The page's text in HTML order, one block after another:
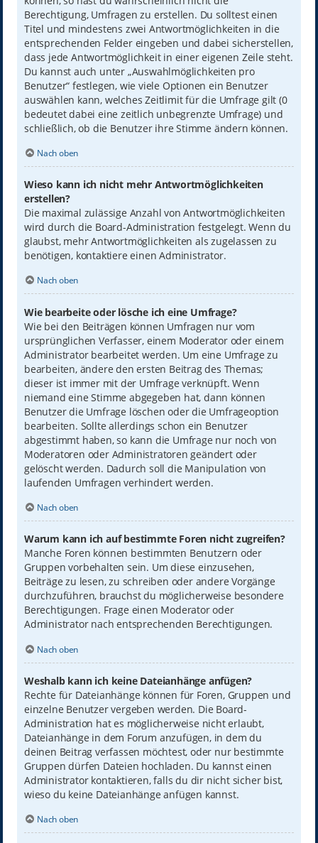
Berechtigung, Umfragen zu erstellen. Du solltest einen
Titel und mindestens zwei Antwortmöglichkeiten in die
entsprechenden Felder eingeben und dabei sicherstellen,
dass jede Antwortmöglichkeit in einer eigenen Zeile steht.
Du kannst auch unter „Auswahlmöglichkeiten pro
Benutzer“ festlegen, wie viele Optionen ein Benutzer
auswählen kann, welches Zeitlimit für die Umfrage gilt (0
bedeutet dabei eine zeitlich unbegrenzte Umfrage) und
schließlich, ob die Benutzer ihre Stimme ändern können.
Nach oben
Wieso kann ich nicht mehr Antwortmöglichkeiten
erstellen?
Die maximal zulässige Anzahl von Antwortmöglichkeiten
wird durch die Board-Administration festgelegt. Wenn du
glaubst, mehr Antwortmöglichkeiten als zugelassen zu
benötigen, kontaktiere einen Administrator.
Nach oben
Wie bearbeite oder lösche ich eine Umfrage?
Wie bei den Beiträgen können Umfragen nur vom
ursprünglichen Verfasser, einem Moderator oder einem
Administrator bearbeitet werden. Um eine Umfrage zu
bearbeiten, ändere den ersten Beitrag des Themas;
dieser ist immer mit der Umfrage verknüpft. Wenn
niemand eine Stimme abgegeben hat, dann können
Benutzer die Umfrage löschen oder die Umfrageoption
bearbeiten. Sollte allerdings schon ein Benutzer
abgestimmt haben, so kann die Umfrage nur noch von
Moderatoren oder Administratoren geändert oder
gelöscht werden. Dadurch soll die Manipulation von
laufenden Umfragen verhindert werden.
Nach oben
Warum kann ich auf bestimmte Foren nicht zugreifen?
Manche Foren können bestimmten Benutzern oder
Gruppen vorbehalten sein. Um diese einzusehen,
Beiträge zu lesen, zu schreiben oder andere Vorgänge
durchzuführen, brauchst du möglicherweise besondere
Berechtigungen. Frage einen Moderator oder
Administrator nach entsprechenden Berechtigungen.
Nach oben
Weshalb kann ich keine Dateianhänge anfügen?
Rechte für Dateianhänge können für Foren, Gruppen und
einzelne Benutzer vergeben werden. Die Board-
Administration hat es möglicherweise nicht erlaubt,
Dateianhänge in dem Forum anzufügen, in dem du
deinen Beitrag verfassen möchtest, oder nur bestimmte
Gruppen dürfen Dateien hochladen. Du kannst einen
Administrator kontaktieren, falls du dir nicht sicher bist,
wieso du keine Dateianhänge anfügen kannst.
Nach oben